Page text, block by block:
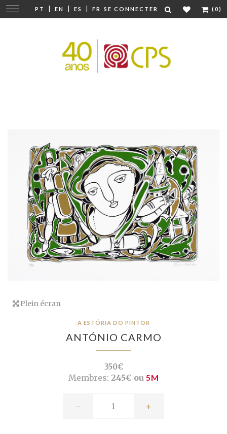
PT | EN | ES | FR SE CONNECTER (0)
Modifier
la
Plein écran
A ESTÓRIA DO PINTOR
ANTÓNIO CARMO
350€
Membres: 245€ ou 5M
- +